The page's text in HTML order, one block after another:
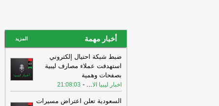
أخبار مهمة المزيد
ضبط شبكة احتيال إلكتروني
استهدفت عملاء مصارف ليبية
بصفحات وهمية
اخبار ليبيا الا...
-
21:08:03
السعودية تعلن اعتراض مسيرات